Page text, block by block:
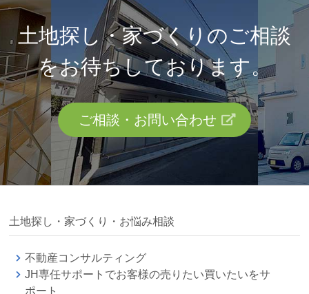
土地探し・家づくりのご相談
をお待ちしております。
ご相談・お問い合わせ
土地探し・家づくり・お悩み相談
不動産コンサルティング
JH専任サポートでお客様の売りたい買いたいをサ
ポート